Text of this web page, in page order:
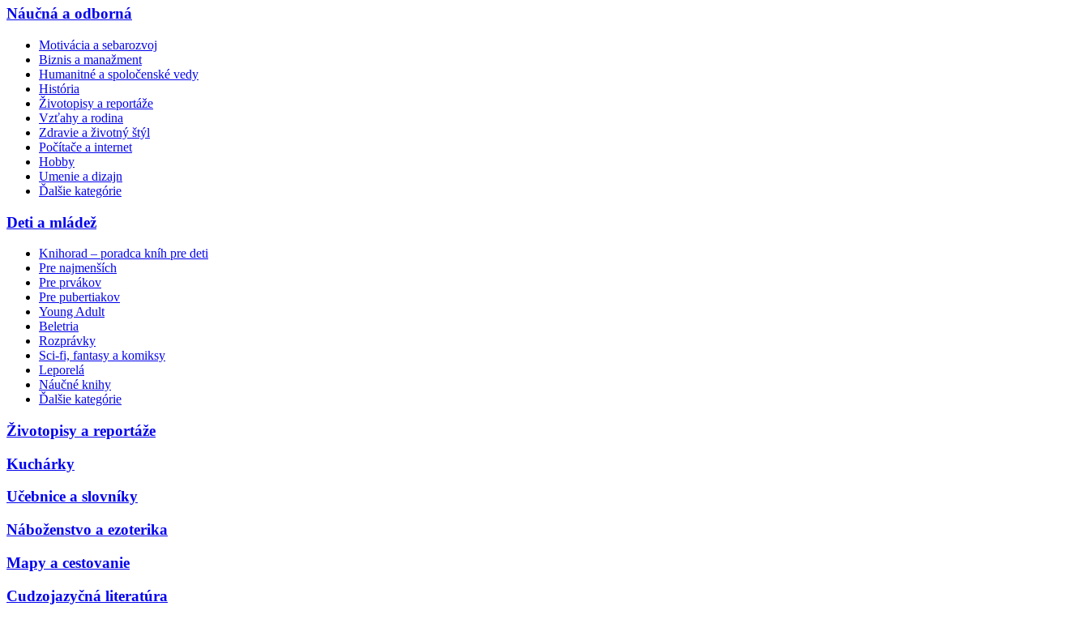
Náučná a odborná
Motivácia a sebarozvoj
Biznis a manažment
Humanitné a spoločenské vedy
História
Životopisy a reportáže
Vzťahy a rodina
Zdravie a životný štýl
Počítače a internet
Hobby
Umenie a dizajn
Ďalšie kategórie
Deti a mládež
Knihorad – poradca kníh pre deti
Pre najmenších
Pre prvákov
Pre pubertiakov
Young Adult
Beletria
Rozprávky
Sci-fi, fantasy a komiksy
Leporelá
Náučné knihy
Ďalšie kategórie
Životopisy a reportáže
Kuchárky
Učebnice a slovníky
Náboženstvo a ezoterika
Mapy a cestovanie
Cudzojazyčná literatúra